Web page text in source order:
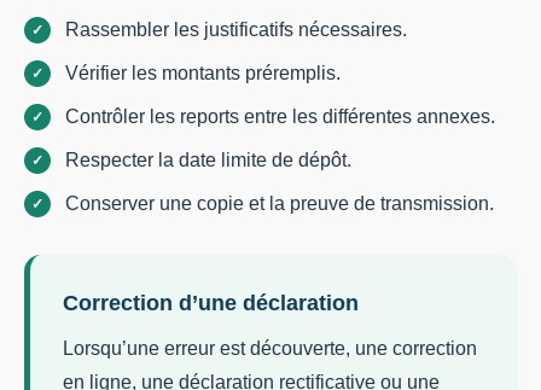
Rassembler les justificatifs nécessaires.
Vérifier les montants préremplis.
Contrôler les reports entre les différentes annexes.
Respecter la date limite de dépôt.
Conserver une copie et la preuve de transmission.
Correction d’une déclaration
Lorsqu’une erreur est découverte, une correction
en ligne, une déclaration rectificative ou une